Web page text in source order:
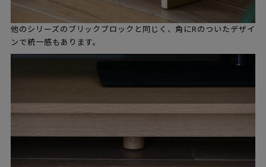
他のシリーズのブリックブロックと同じく、角にRのついたデザイ
ンで統一感もあります。